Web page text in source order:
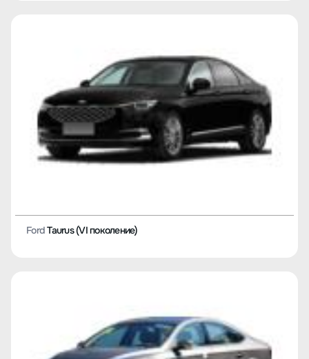
FordTaurus (VI поколение)